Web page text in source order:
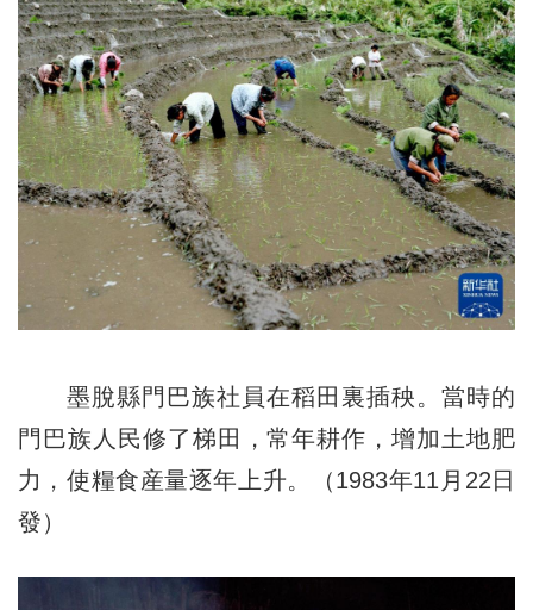
墨脫縣門巴族社員在稻田裏插秧。當時的
門巴族人民修了梯田，常年耕作，增加土地肥
力，使糧食産量逐年上升。（1983年11月22日
發）